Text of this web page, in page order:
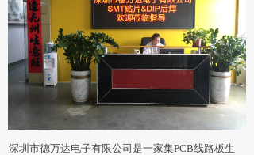
深圳市德万达电子有限公司是一家集PCB线路板生